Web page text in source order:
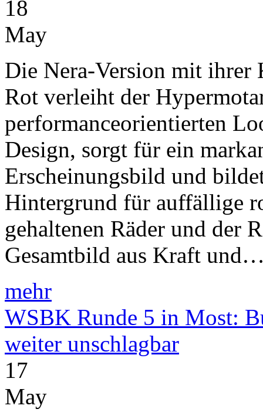
18
May
Die Nera-Version mit ihrer
Rot verleiht der
performanceorientierten
Design, sorgt für ein
Erscheinungsbild und
Hintergrund für auffällige
gehaltenen Räder und der
Gesamtbild aus Kraft
mehr
WSBK Runde 5 in Most:
weiter unschlagbar
17
May